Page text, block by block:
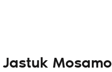
Jastuk Mosamo